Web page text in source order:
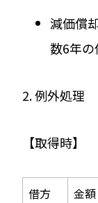
減価償
数6年の
2. 例外処理
【取得時】
借方 金額